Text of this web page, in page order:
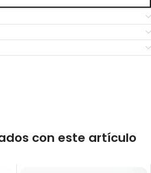
con este artículo